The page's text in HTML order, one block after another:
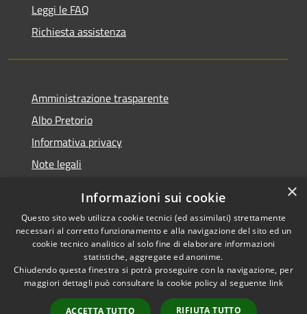
Leggi le FAQ
Richiesta assistenza
Amministrazione trasparente
Albo Pretorio
Informativa privacy
Note legali
Whisteblowing
RSS
Accessibilità
Copyright © 2026 • Comune di
Municipium• Accesso
×
Informazioni sui cookie
Questo sito web utilizza cookie tecnici (ed assimilati) strettamente
necessari al corretto funzionamento e alla navigazione del sito ed un
cookie tecnico analitico al solo fine di elaborare informazioni
statistiche, aggregate ed anonime.
Chiudendo questa finestra si potrà proseguire con la navigazione, per
maggiori dettagli può consultare la cookie policy al seguente link
ACCETTA TUTTO RIFIUTA TUTTO